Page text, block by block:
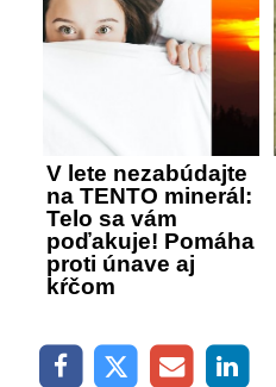
V lete nezabúdajte
na TENTO minerál:
Telo sa vám
poďakuje! Pomáha
proti únave aj
kŕčom